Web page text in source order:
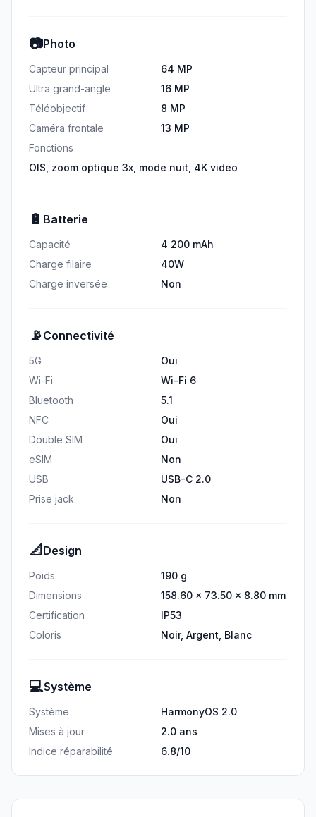
📷Photo
Capteur principal
64 MP
Ultra grand-angle
16 MP
Téléobjectif
8 MP
Caméra frontale
13 MP
Fonctions
OIS, zoom optique 3x, mode nuit, 4K video
🔋 Batterie
Capacité
4 200 mAh
Charge filaire
40W
Charge inversée
Non
📡 Connectivité
5G
Oui
Wi-Fi
Wi-Fi 6
Bluetooth
5.1
NFC
Oui
Double SIM
Oui
eSIM
Non
USB
USB-C 2.0
Prise jack
Non
📐 Design
Poids
190 g
Dimensions
158.60 × 73.50 × 8.80 mm
Certification
IP53
Coloris
Noir, Argent, Blanc
💻Système
Système
HarmonyOS 2.0
Mises à jour
2.0 ans
Indice réparabilité
6.8/10